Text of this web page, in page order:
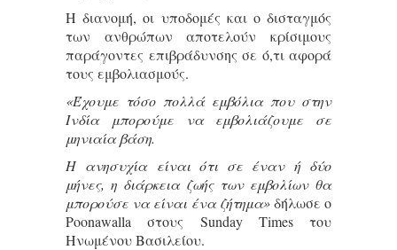
Η διανομή, οι υποδομές και ο δισταγμός
των ανθρώπων αποτελούν κρίσιμους
παράγοντες επιβράδυνσης σε ό,τι αφορά
τους εμβολιασμούς.
«Έχουμε τόσο πολλά εμβόλια που στην
Ινδία μπορούμε να εμβολιάζουμε σε
μηνιαία βάση.
Η ανησυχία είναι ότι σε έναν ή δύο
μήνες, η διάρκεια ζωής των εμβολίων θα
μπορούσε να είναι ένα ζήτημα»δήλωσε ο
Poonawalla στους Sunday Times του
Ηνωμένου Βασιλείου.